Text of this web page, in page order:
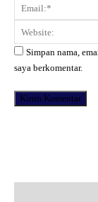
Simpan nama,
saya berkomentar.